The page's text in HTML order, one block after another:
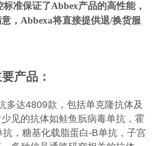
标准保证了Abbex产品的高性能，
， Abbexa将直接提供退/换货服
产品：
多达4809款，包括单克隆抗体及
见的抗体如鲑鱼朊病毒单抗，霍
抗，糖基化载脂蛋白-B单抗，子宫